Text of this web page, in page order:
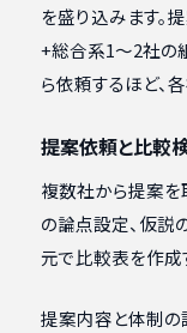
を盛り込みます。
+総合系1〜2社の
ら依頼するほど、
提案依頼と比較
複数社から提案を
の論点設定、仮説
元で比較表を作成
提案内容と体制の